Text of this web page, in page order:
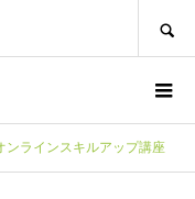
ンラインスキルアップ講座